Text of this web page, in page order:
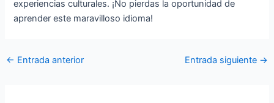
experiencias culturales. ¡No pierdas la oportunidad de
aprender este maravilloso idioma!
Navegación
← Entrada anterior Entrada siguiente →